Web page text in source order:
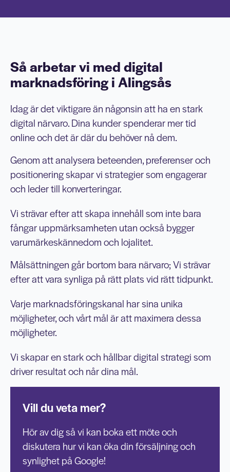
Så arbetar vi med digital
marknadsföring i Alingsås
Idag är det viktigare än någonsin att ha en stark
digital närvaro. Dina kunder spenderar mer tid
online och det är där du behöver nå dem.
Genom att analysera beteenden, preferenser och
positionering skapar vi strategier som engagerar
och leder till konverteringar.
Vi strävar efter att skapa innehåll som inte bara
fångar uppmärksamheten utan också bygger
varumärkeskännedom och lojalitet.
Målsättningen går bortom bara närvaro; Vi strävar
efter att vara synliga på rätt plats vid rätt tidpunkt.
Varje marknadsföringskanal har sina unika
möjligheter, och vårt mål är att maximera dessa
möjligheter.
Vi skapar en stark och hållbar digital strategi som
driver resultat och når dina mål.
Vill du veta mer?
Hör av dig så vi kan boka ett möte och
diskutera hur vi kan öka din försäljning och
synlighet på Google!